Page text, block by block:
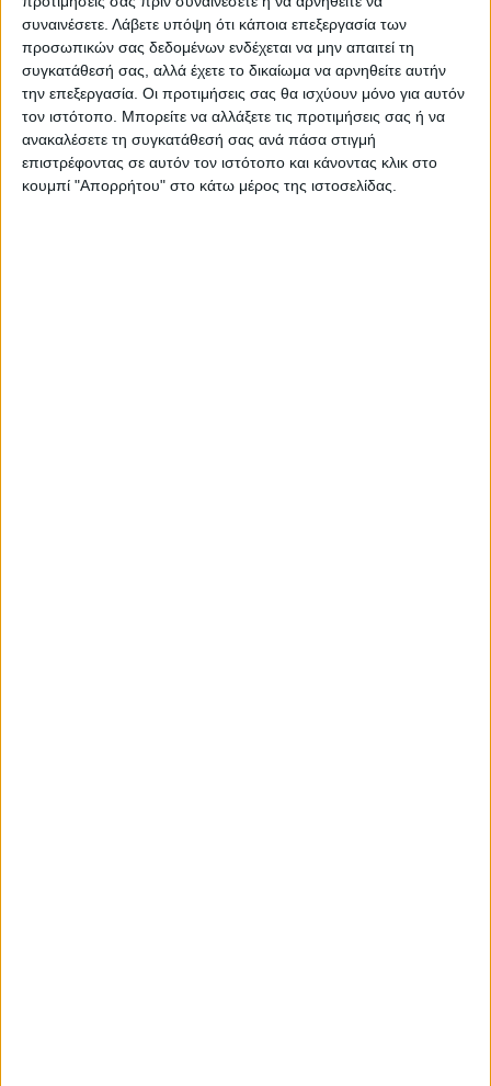
συναινέσετε. Λάβετε υπόψη ότι κάποια επεξεργασία των
προσωπικών σας δεδομένων ενδέχεται να μην απαιτεί τη
συγκατάθεσή σας, αλλά έχετε το δικαίωμα να αρνηθείτε αυτήν
την επεξεργασία. Οι προτιμήσεις σας θα ισχύουν μόνο για αυτόν
τον ιστότοπο. Μπορείτε να αλλάξετε τις προτιμήσεις σας ή να
ανακαλέσετε τη συγκατάθεσή σας ανά πάσα στιγμή
επιστρέφοντας σε αυτόν τον ιστότοπο και κάνοντας κλικ στο
κουμπί "Απορρήτου" στο κάτω μέρος της ιστοσελίδας.